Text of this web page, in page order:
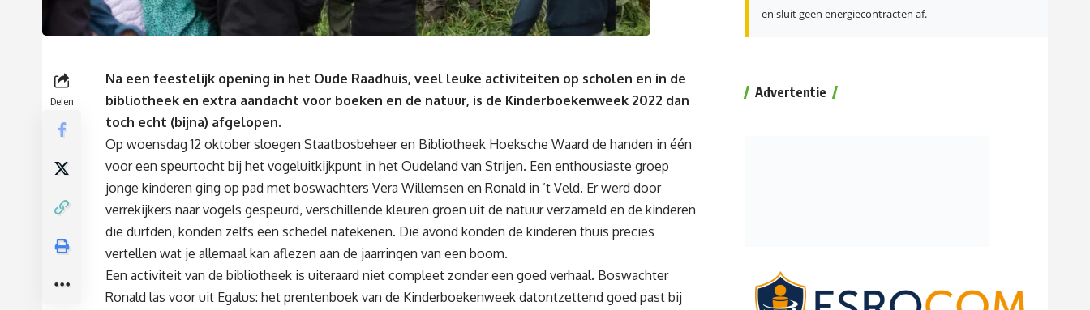
Delen
Na een feestelijk opening in het Oude Raadhuis, veel leuke activiteiten op scholen en in de
bibliotheek en extra aandacht voor boeken en de natuur, is de Kinderboekenweek 2022 dan
toch echt (bijna) afgelopen.
Op woensdag 12 oktober sloegen Staatbosbeheer en Bibliotheek Hoeksche Waard de handen in één
voor een speurtocht bij het vogeluitkijkpunt in het Oudeland van Strijen. Een enthousiaste groep
jonge kinderen ging op pad met boswachters Vera Willemsen en Ronald in ’t Veld. Er werd door
verrekijkers naar vogels gespeurd, verschillende kleuren groen uit de natuur verzameld en de kinderen
die durfden, konden zelfs een schedel natekenen. Die avond konden de kinderen thuis precies
vertellen wat je allemaal kan aflezen aan de jaarringen van een boom.
Een activiteit van de bibliotheek is uiteraard niet compleet zonder een goed verhaal. Boswachter
Ronald las voor uit Egalus: het prentenboek van de Kinderboekenweek datontzettend goed past bij
en sluit geen energiecontracten af.
Advertentie